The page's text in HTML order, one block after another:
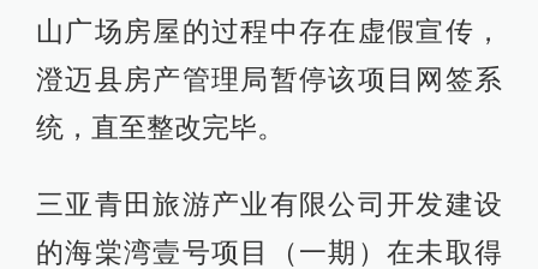
山广场房屋的过程中存在虚假宣传，
澄迈县房产管理局暂停该项目网签系
统，直至整改完毕。
三亚青田旅游产业有限公司开发建设
的海棠湾壹号项目（一期）在未取得